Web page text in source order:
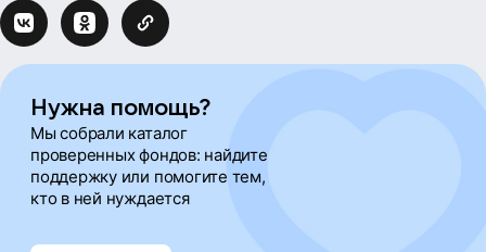
Нужна помощь?
Мы собрали каталог
проверенных фондов: найдите
поддержку или помогите тем,
кто в ней нуждается